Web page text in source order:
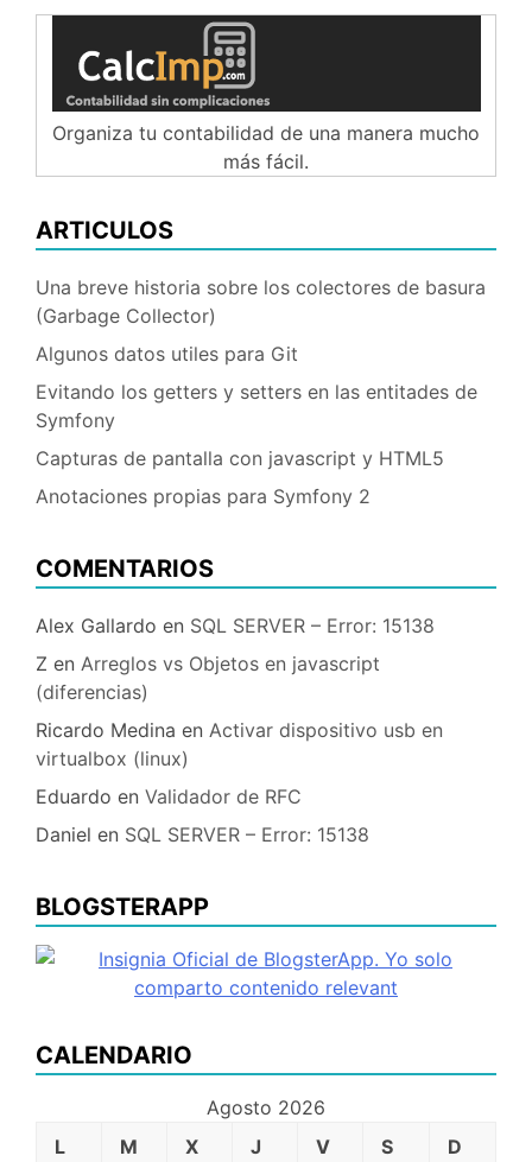
Organiza tu contabilidad de una manera mucho
más fácil.
ARTICULOS
Una breve historia sobre los colectores de basura
(Garbage Collector)
Algunos datos utiles para Git
Evitando los getters y setters en las entitades de
Symfony
Capturas de pantalla con javascript y HTML5
Anotaciones propias para Symfony 2
COMENTARIOS
Alex Gallardo en SQL SERVER – Error: 15138
Z en Arreglos vs Objetos en javascript
(diferencias)
Ricardo Medina en Activar dispositivo usb en
virtualbox (linux)
Eduardo en Validador de RFC
Daniel en SQL SERVER – Error: 15138
BLOGSTERAPP
CALENDARIO
Agosto 2026
L
M X J V S D